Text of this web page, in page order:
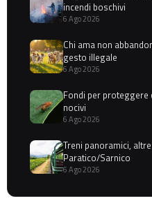
incendi boschivi
6 Ago 2026
Chi ama non
gesto illegale
6 Ago 2026
Fondi per
nocivi
6 Ago 2026
Treni panoramici,
Paratico/Sarnico
6 Ago 2026